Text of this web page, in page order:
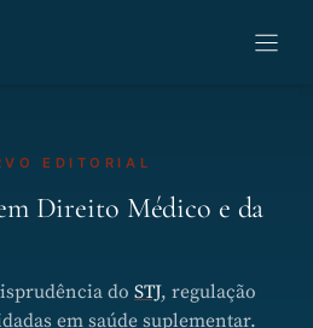
EDITORIAL
Direito Médico e da
do STJ, regulação
em saúde suplementar.